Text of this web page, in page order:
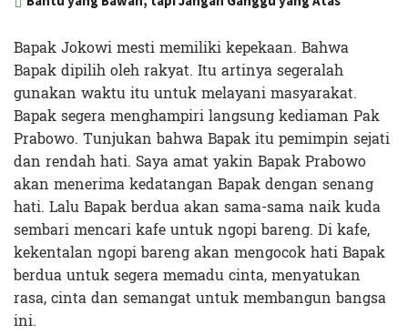
Bapak Jokowi mesti memiliki kepekaan. Bahwa
Bapak dipilih oleh rakyat. Itu artinya segeralah
gunakan waktu itu untuk melayani masyarakat.
Bapak segera menghampiri langsung kediaman Pak
Prabowo. Tunjukan bahwa Bapak itu pemimpin sejati
dan rendah hati. Saya amat yakin Bapak Prabowo
akan menerima kedatangan Bapak dengan senang
hati. Lalu Bapak berdua akan sama-sama naik kuda
sembari mencari kafe untuk ngopi bareng. Di kafe,
kekentalan ngopi bareng akan mengocok hati Bapak
berdua untuk segera memadu cinta, menyatukan
rasa, cinta dan semangat untuk membangun bangsa
ini.